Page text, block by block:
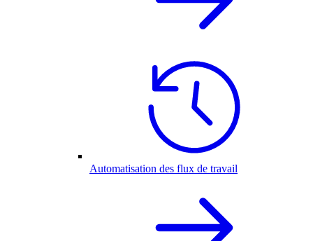
Automatisation des flux de travail